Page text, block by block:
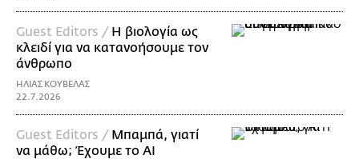
Guest Editors / Η βιολογία ως
κλειδί για να κατανοήσουμε τον
άνθρωπο
ΗΛΙΑΣ ΚΟΥΒΕΛΑΣ
22.7.2026
Guest Editors / Μπαμπά, γιατί
να μάθω; Έχουμε το AI